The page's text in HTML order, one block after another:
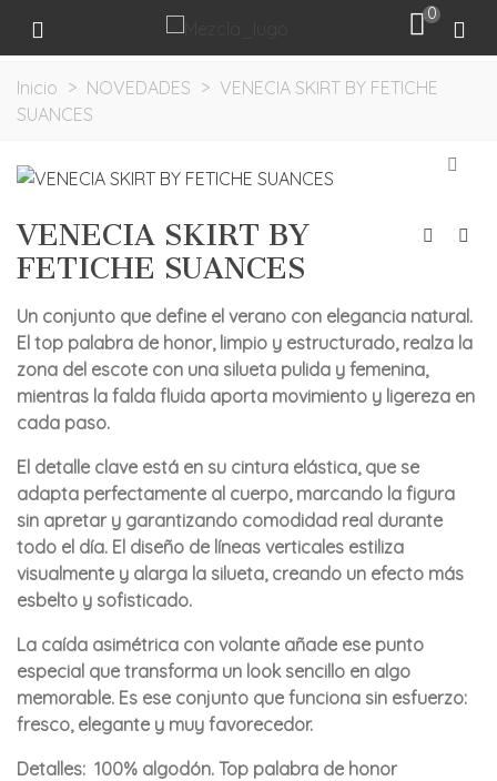
0
Inicio > NOVEDADES > VENECIA SKIRT BY FETICHE
SUANCES
VENECIA SKIRT BY
FETICHE SUANCES
Un conjunto que define el verano con elegancia natural.
El top palabra de honor, limpio y estructurado, realza la
zona del escote con una silueta pulida y femenina,
mientras la falda fluida aporta movimiento y ligereza en
cada paso.
El detalle clave está en su cintura elástica, que se
adapta perfectamente al cuerpo, marcando la figura
sin apretar y garantizando comodidad real durante
todo el día. El diseño de líneas verticales estiliza
visualmente y alarga la silueta, creando un efecto más
esbelto y sofisticado.
La caída asimétrica con volante añade ese punto
especial que transforma un look sencillo en algo
memorable. Es ese conjunto que funciona sin esfuerzo:
fresco, elegante y muy favorecedor.
Detalles: 100% algodón. Top palabra de honor